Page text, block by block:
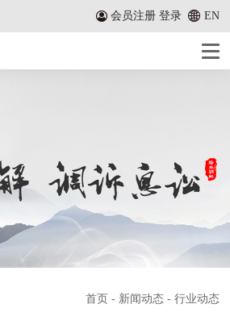
会员注册 登录 EN
首页 - 新闻动态- 行业动态